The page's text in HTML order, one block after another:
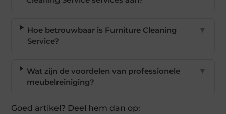
Hoe betrouwbaar is Furniture Cleaning
Service?
▼
Wat zijn de voordelen van professionele
meubelreiniging?
▼
Goed artikel? Deel hem dan op: